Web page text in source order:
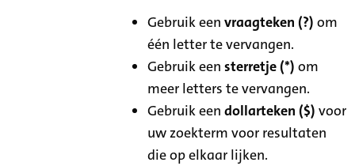
Gebruik eenvraagteken (?) om
één letter te vervangen.
Gebruik eensterretje (*) om
meer letters te vervangen.
Gebruik eendollarteken ($) voor
uw zoekterm voor resultaten
die op elkaar lijken.